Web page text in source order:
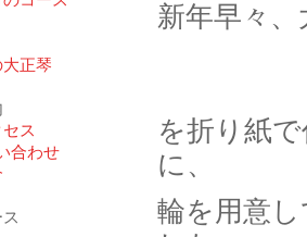
新年早々
を折り紙
に、
輪を用意